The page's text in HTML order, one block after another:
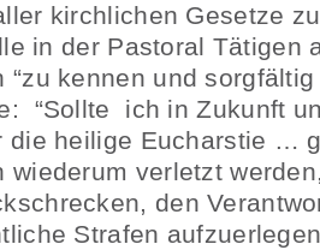
kirchlichen Gesetze
in der Pastoral Tätigen
“zu kennen und
“Sollte ich in Zukunft
die heilige Eucharstie …
wiederum verletzt
den
Strafen